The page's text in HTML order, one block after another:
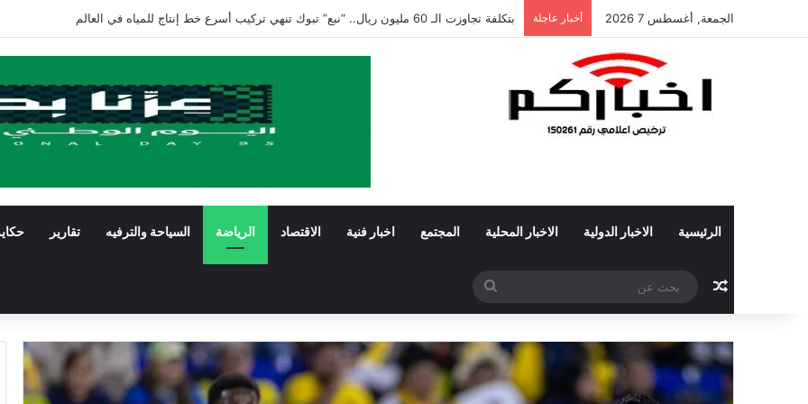
الجمعة, أغسطس 7 2026 أخبار عاجلة ريف والهلال يوقعان شراكة استراتيجية بقيمة 200 مليون ريال حتى عام 2031
الرئيسية الاخبار الدولية الاخبار المحلية المجتمع اخبار فنية الاقتصاد الرياضة السياحة والترفيه تقارير
مقال عشوائي
بحث
عن